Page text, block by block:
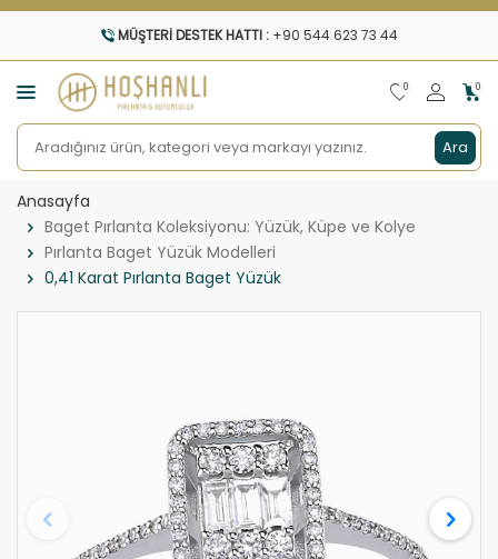
MÜŞTERI DESTEK HATTI : +90 544 623 73 44
Ara
0 0
Anasayfa
Baget Pırlanta Koleksiyonu: Yüzük, Küpe ve Kolye
Pırlanta Baget Yüzük Modelleri
0,41 Karat Pırlanta Baget Yüzük